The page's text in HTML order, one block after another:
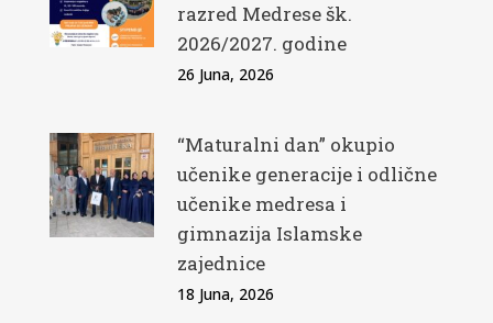
razred Medrese šk.
2026/2027. godine
26 Juna, 2026
“Maturalni dan” okupio
učenike generacije i odlične
učenike medresa i
gimnazija Islamske
zajednice
18 Juna, 2026